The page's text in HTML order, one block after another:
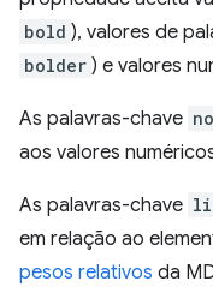
bold ), valores de
bolder ) e valores
As palavras-chave
aos valores
As palavras-chave
em relação ao
pesos relativos da